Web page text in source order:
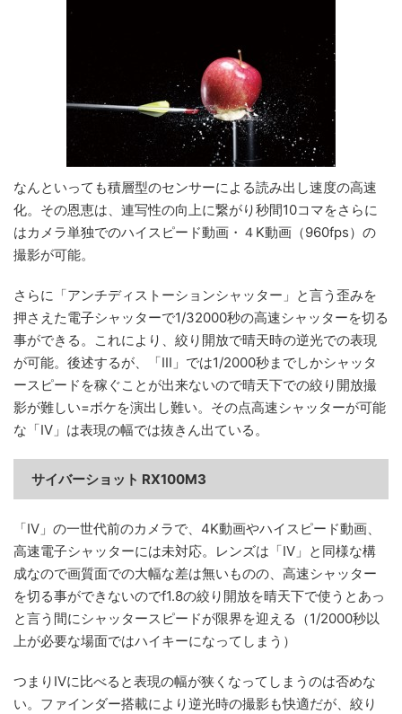
なんといっても積層型のセンサーによる読み出し速度の高速
化。その恩恵は、連写性の向上に繋がり秒間10コマをさらに
はカメラ単独でのハイスピード動画・４K動画（960fps）の
撮影が可能。
さらに「アンチディストーションシャッター」と言う歪みを
押さえた電子シャッターで1/32000秒の高速シャッターを切る
事ができる。これにより、絞り開放で晴天時の逆光での表現
が可能。後述するが、「III」では1/2000秒までしかシャッタ
ースピードを稼ぐことが出来ないので晴天下での絞り開放撮
影が難しい=ボケを演出し難い。その点高速シャッターが可能
な「IV」は表現の幅では抜きん出ている。
サイバーショット RX100M3
「IV」の一世代前のカメラで、4K動画やハイスピード動画、
高速電子シャッターには未対応。レンズは「IV」と同様な構
成なので画質面での大幅な差は無いものの、高速シャッター
を切る事ができないのでf1.8の絞り開放を晴天下で使うとあっ
と言う間にシャッタースピードが限界を迎える（1/2000秒以
上が必要な場面ではハイキーになってしまう）
つまりIVに比べると表現の幅が狭くなってしまうのは否めな
い。ファインダー搭載により逆光時の撮影も快適だが、絞り